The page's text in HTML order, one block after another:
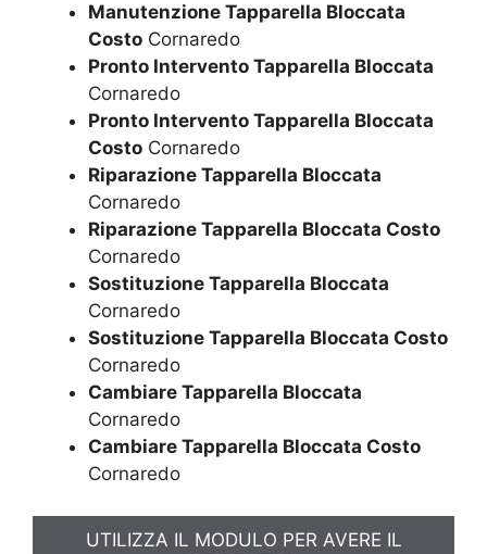
Manutenzione Tapparella Bloccata
Costo Cornaredo
Pronto Intervento Tapparella Bloccata
Cornaredo
Pronto Intervento Tapparella Bloccata
Costo Cornaredo
Riparazione Tapparella Bloccata
Cornaredo
Riparazione Tapparella Bloccata Costo
Cornaredo
Sostituzione Tapparella Bloccata
Cornaredo
Sostituzione Tapparella Bloccata Costo
Cornaredo
Cambiare Tapparella Bloccata
Cornaredo
Cambiare Tapparella Bloccata Costo
Cornaredo
UTILIZZA IL MODULO PER AVERE IL